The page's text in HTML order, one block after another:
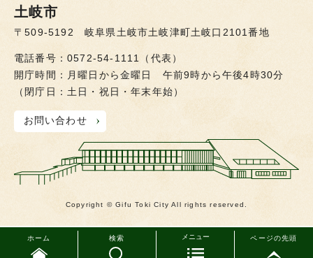
ホーム 検索 メニュー ページの先頭
土岐市
〒509-5192 岐阜県土岐市土岐津町土岐口2101番地
電話番号：0572-54-1111（代表）
開庁時間：月曜日から金曜日 午前9時から午後4時30分
（閉庁日：土日・祝日・年末年始）
お問い合わせ
Copyright © Gifu Toki City All rights reserved.